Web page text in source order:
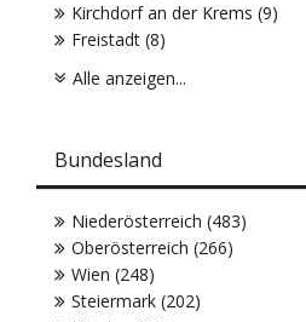
Kirchdorf an der Krems (9)
Freistadt (8)
Alle anzeigen...
Bundesland
Niederösterreich (483)
Oberösterreich (266)
Wien (248)
Steiermark (202)